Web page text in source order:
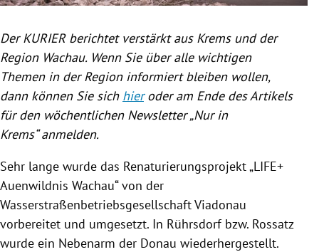
Untermenü
Der KURIER berichtet verstärkt aus Krems und der
Region Wachau. Wenn Sie über alle wichtigen
Themen in der Region informiert bleiben wollen,
dann können Sie sich hieroder am Ende des Artikels
für den wöchentlichen Newsletter „Nur in
Krems“ anmelden.
Sehr lange wurde das Renaturierungsprojekt „LIFE+
Auenwildnis Wachau“ von der
Wasserstraßenbetriebsgesellschaft Viadonau
vorbereitet und umgesetzt. In Rührsdorf bzw. Rossatz
wurde ein Nebenarm der Donau wiederhergestellt.